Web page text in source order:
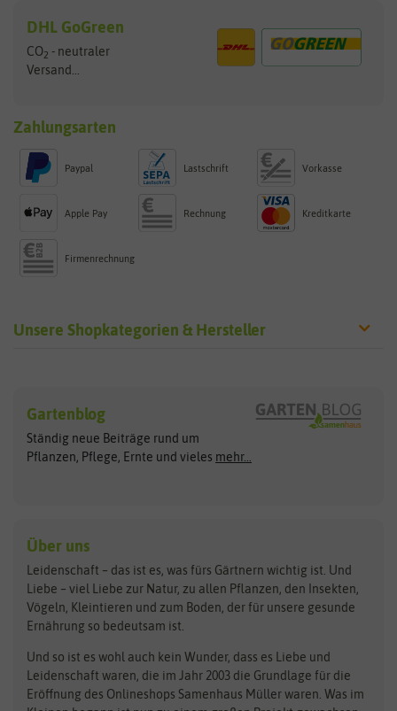
DHL GoGreen
CO2 - neutraler
Versand...
Zahlungsarten
Paypal Lastschrift Vorkasse
Apple Pay Rechnung Kreditkarte
Firmenrechnung
Unsere Shopkategorien & Hersteller
Exotische Samen
Gemüsesamen
Gründünger
Kräutersamen
Obstsamen
Pilzbrut
Rasensamen
Steckzwiebeln
Zimmer & Kübelpflanzen
Kataloge
Schnäppchen
Arche Noah
ASB Greenworld
Benary
Bingenheimer Saatgut
Bionana
BIOWOL
Blumicorn
Clever Pots
COMPO
Dürr-Samen
Feldsaaten Freudenberger
Fertil
Gartenblog
Ständig neue Beiträge rund um
Pflanzen, Pflege, Ernte und vieles mehr...
Über uns
Leidenschaft – das ist es, was fürs Gärtnern wichtig ist. Und
Liebe – viel Liebe zur Natur, zu allen Pflanzen, den Insekten,
Vögeln, Kleintieren und zum Boden, der für unsere gesunde
Ernährung so bedeutsam ist.
Und so ist es wohl auch kein Wunder, dass es Liebe und
Leidenschaft waren, die im Jahr 2003 die Grundlage für die
Eröffnung des Onlineshops Samenhaus Müller waren. Was im